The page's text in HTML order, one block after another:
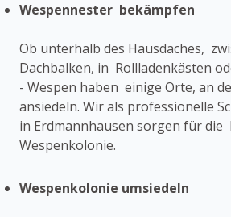
Wespennester bekämpfen
Ob unterhalb des Hausdaches,
Dachbalken, in Rollladenkästen
- Wespen haben einige Orte, an
ansiedeln. Wir als professionelle
in Erdmannhausen sorgen für
Wespenkolonie.
Wespenkolonie umsiedeln